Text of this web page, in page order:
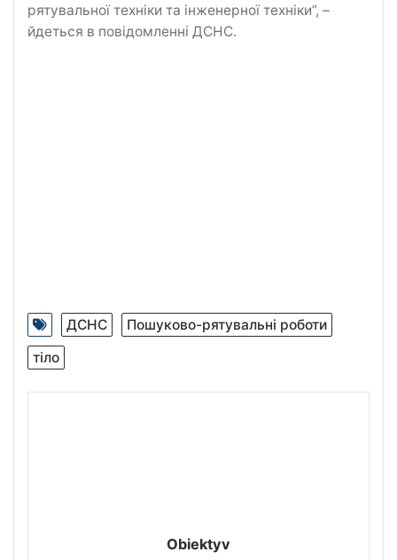
рятувальної техніки та інженерної техніки”, –
йдеться в повідомленні ДСНС.
ДСНС
Пошуково-рятувальні роботи
тіло
Obiektyv